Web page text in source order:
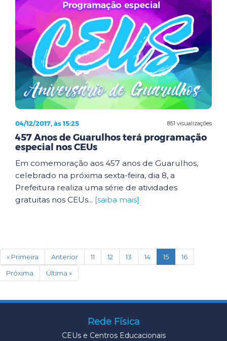
851 visualizações
04/12/2017, às 15:25
457 Anos de Guarulhos terá programação
especial nos CEUs
Em comemoração aos 457 anos de Guarulhos,
celebrado na próxima sexta-feira, dia 8, a
Prefeitura realiza uma série de atividades
gratuitas nos CEUs... [saiba mais]
« Primeira Anterior 11 12 13 14 15(current)
16
Próxima
Última »
Rede Física
CEUs e Centros Educacionais